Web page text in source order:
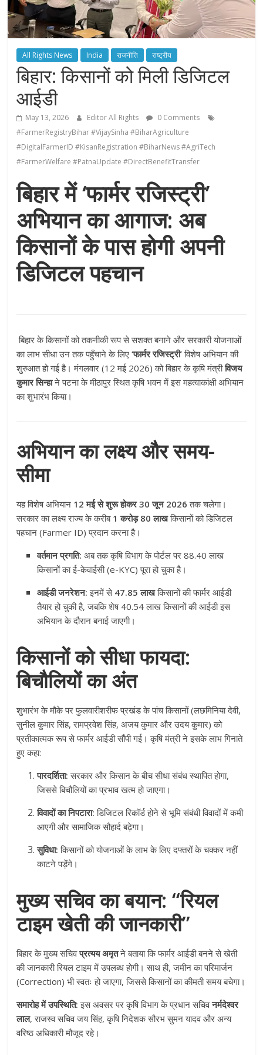
All Rights News India राजनीति राष्ट्रीय
बिहार: किसानों को मिली डिजिटल
आईडी
May 13, 2026 Editor All Rights
0 Comments
#FarmerRegistryBihar #VijaySinha #BiharAgriculture
#DigitalFarmerID #KisanRegistration #BiharNews #AgriTech
#FarmerWelfare #PatnaUpdate #DirectBenefitTransfer
बिहार में ‘फार्मर रजिस्ट्री’
अभियान का आगाज: अब
किसानों के पास होगी अपनी
डिजिटल पहचान
बिहार के किसानों को तकनीकी रूप से सशक्त बनाने और सरकारी योजनाओं
का लाभ सीधा उन तक पहुँचाने के लिए‘फार्मर रजिस्ट्री’विशेष अभियान की
शुरुआत हो गई है। मंगलवार (12 मई 2026) को बिहार के कृषि मंत्रीविजय
कुमार सिन्हाने पटना के मीठापुर स्थित कृषि भवन में इस महत्वाकांक्षी अभियान
का शुभारंभ किया।
अभियान का लक्ष्य और समय-
सीमा
यह विशेष अभियान 12 मई से शुरू होकर 30 जून 2026 तक चलेगा।
सरकार का लक्ष्य राज्य के करीब 1 करोड़ 80 लाखकिसानों को डिजिटल
पहचान (Farmer ID) प्रदान करना है।
वर्तमान प्रगति: अब तक कृषि विभाग के पोर्टल पर 88.40 लाख
किसानों का ई-केवाईसी (e-KYC) पूरा हो चुका है।
आईडी जनरेशन: इनमें से 47.85 लाखकिसानों की फार्मर आईडी
तैयार हो चुकी है, जबकि शेष 40.54 लाख किसानों की आईडी इस
अभियान के दौरान बनाई जाएगी।
किसानों को सीधा फायदा:
बिचौलियों का अंत
शुभारंभ के मौके पर फुलवारीशरीफ प्रखंड के पांच किसानों (लछमिनिया देवी,
सुनील कुमार सिंह, रामप्रवेश सिंह, अजय कुमार और उदय कुमार) को
प्रतीकात्मक रूप से फार्मर आईडी सौंपी गई। कृषि मंत्री ने इसके लाभ गिनाते
हुए कहा:
पारदर्शिता: सरकार और किसान के बीच सीधा संबंध स्थापित होगा,
जिससे बिचौलियों का प्रभाव खत्म हो जाएगा।
विवादों का निपटारा: डिजिटल रिकॉर्ड होने से भूमि संबंधी विवादों में कमी
आएगी और सामाजिक सौहार्द बढ़ेगा।
सुविधा: किसानों को योजनाओं के लाभ के लिए दफ्तरों के चक्कर नहीं
काटने पड़ेंगे।
मुख्य सचिव का बयान: “रियल
टाइम खेती की जानकारी”
बिहार के मुख्य सचिवप्रत्यय अमृतने बताया कि फार्मर आईडी बनने से खेती
की जानकारी रियल टाइम में उपलब्ध होगी। साथ ही, जमीन का परिमार्जन
(Correction) भी स्वतः हो जाएगा, जिससे किसानों का कीमती समय बचेगा।
समारोह में उपस्थिति: इस अवसर पर कृषि विभाग के प्रधान सचिवनर्मदेश्वर
लाल, राजस्व सचिव जय सिंह, कृषि निदेशक सौरभ सुमन यादव और अन्य
वरिष्ठ अधिकारी मौजूद रहे।